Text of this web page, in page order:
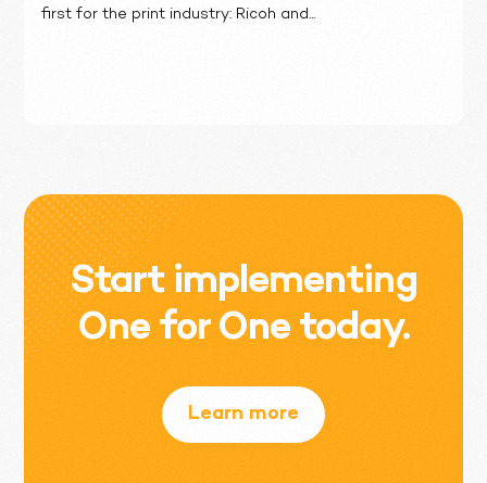
first for the print industry: Ricoh and...
Start implementing
One for One today.
Learn more